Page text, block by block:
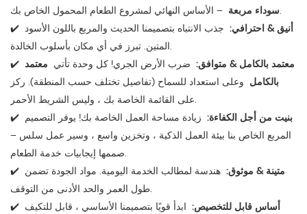
سوداء مربعة– الأساس النهائي لمشروع الطعام المحمول الخاص بك.
✔️
أنيق & احترافي: جذب الانتباه بتصميمنا الحديث والمربع باللون الأسود
المتين. تبرز في أي مكان بأسلوب الخالدة.
✔️
معتمد بالكامل & متوافق: ضرب الأرض الجري! كل وحدة تأتي معتمد
بالكامل وعلى استعداد للسماح (تفاصيل تختلف حسب المنطقة). ركز
على القائمة الخاصة بك ، وليس الشريط الأحمر.
✔️
بنيت من أجل الكفاءة: زيادة مساحة العمل الخاصة بك! يوفر التصميم
المربع الخاص بنا بيئة العمل الذكية ، وتخزين واسع ، وسير عمل سلس –
صممها إيجابيات خدمة الطعام.
✔️
متينة & موثوق: هندسة لمطالب الخدمة اليومية. مواد الجودة تضمن
طول العمر والحد الأدنى من التوقف.
✔️
أساس قابل للتخصيص: ابدأ قويًا بتصميمنا الأساسي ، قابل للتكيف